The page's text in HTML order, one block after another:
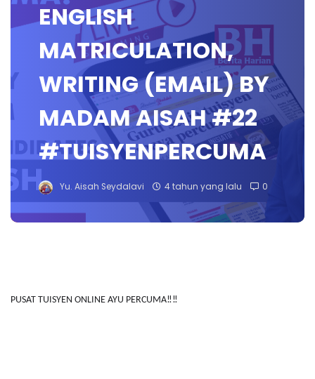
ENGLISH
MATRICULATION,
WRITING (EMAIL) BY
MADAM AISAH #22
#TUISYENPERCUMA
Yu. Aisah Seydalavi 4 tahun yang lalu 0
PUSAT TUISYEN ONLINE AYU PERCUMA‼️‼️